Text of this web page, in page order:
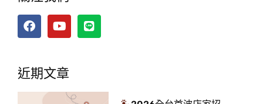
近期文章